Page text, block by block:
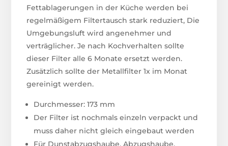
Fettablagerungen in der Küche werden bei
regelmäßigem Filtertausch stark reduziert, Die
Umgebungsluft wird angenehmer und
verträglicher. Je nach Kochverhalten sollte
dieser Filter alle 6 Monate ersetzt werden.
Zusätzlich sollte der Metallfilter 1x im Monat
gereinigt werden.
Durchmesser: 173 mm
Der Filter ist nochmals einzeln verpackt und
muss daher nicht gleich eingebaut werden
Für Dunstabzugshaube, Abzugshaube,